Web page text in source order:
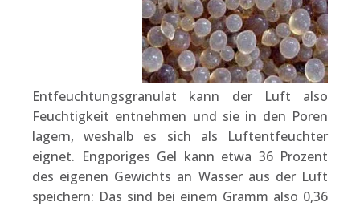
Entfeuchtungsgranulat kann der Luft also
Feuchtigkeit entnehmen und sie in den Poren
lagern, weshalb es sich als Luftentfeuchter
eignet. Engporiges Gel kann etwa 36 Prozent
des eigenen Gewichts an Wasser aus der Luft
speichern: Das sind bei einem Gramm also 0,36